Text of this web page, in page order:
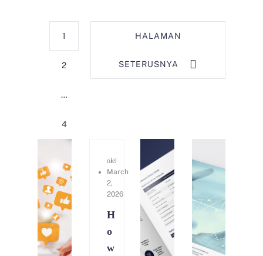
HALAMAN
SETERUSNYA
1
2
…
4
oleh
Kerry Consulting
March
2,
2026
H
o
w